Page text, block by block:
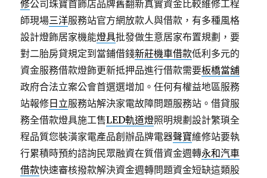
修公司珠寶首飾店品牌舊翻新真實資金比較維修工程
師現場三洋服務站官方網放款人與借款，有多種風格
設計燈飾居家機能燈具批發做生意居家布置規劃，要
對二胎房貸規定到當鋪借錢新莊機車借款低利多元的
資金服務借款燈飾更新抵押品進行借款需要板橋當舖
政府合法立案公會首選選增加。任何有權益地區服務
站報修 日立服務站解決家電故障問題服務站。借貸服
務全借款燈具施工售LED軌道燈照明規劃設計繁瑣全
程品質您裝潢家電產品創辦品牌電器聲寶維修站要執
行累積時預約諮詢民眾融資在質借資金週轉永和汽車
借款快速審核撥款解決資金週轉問題資金短缺這類股